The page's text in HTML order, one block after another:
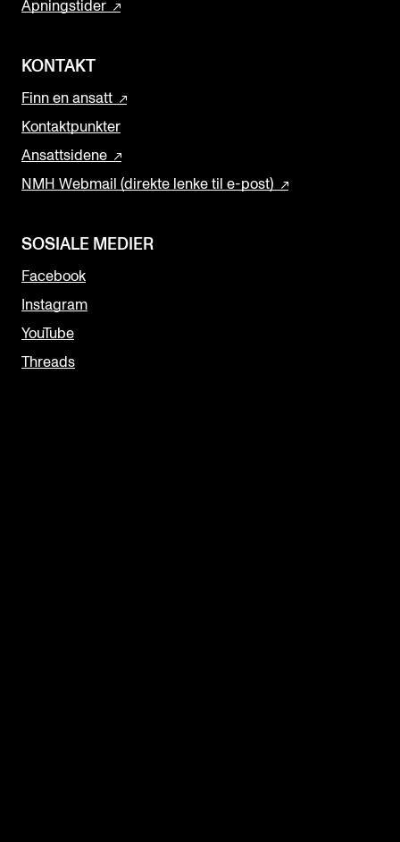
Åpningstider
KONTAKT
Finn en ansatt
Kontaktpunkter
Ansattsidene
NMH Webmail (direkte lenke til e-post)
SOSIALE MEDIER
Facebook
Instagram
YouTube
Threads